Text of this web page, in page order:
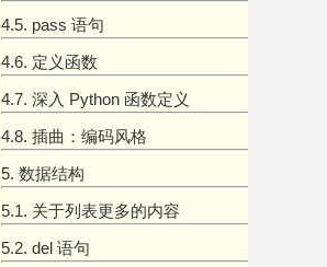
4.5. pass 语句
4.6. 定义函数
4.7. 深入 Python 函数定义
4.8. 插曲：编码风格
5. 数据结构
5.1. 关于列表更多的内容
5.2. del 语句